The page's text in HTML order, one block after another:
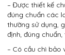
– Được thiết kế
đúng chuẩn các
thường sử dụng,
định, đúng
– Có cầu chì bảo